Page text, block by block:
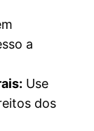
a
Use
dos